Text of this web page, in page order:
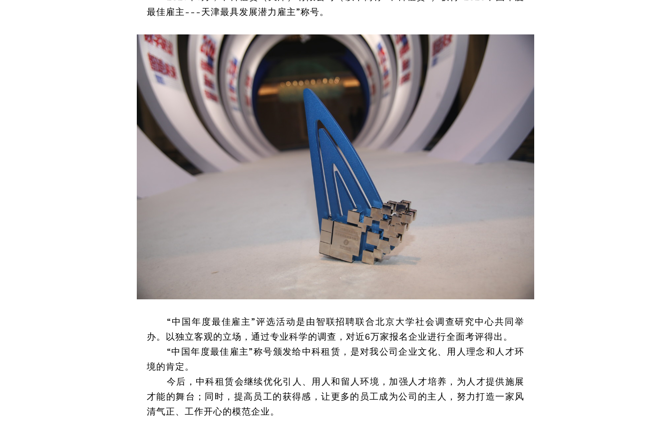
最佳雇主---天津最具发展潜力雇主”称号。
“中国年度最佳雇主”评选活动是由智联招聘联合北京大学社会调查研究中心共同举
办。以独立客观的立场，通过专业科学的调查，对近6万家报名企业进行全面考评得出。
“中国年度最佳雇主”称号颁发给中科租赁，是对我公司企业文化、用人理念和人才环
境的肯定。
今后，中科租赁会继续优化引人、用人和留人环境，加强人才培养，为人才提供施展
才能的舞台；同时，提高员工的获得感，让更多的员工成为公司的主人，努力打造一家风
清气正、工作开心的模范企业。